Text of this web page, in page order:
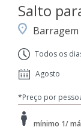
Salto
Barragem
Todos os
Agosto
*Preço por
mínimo 1/